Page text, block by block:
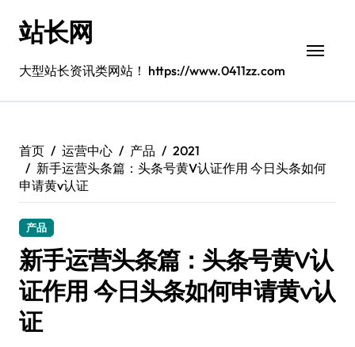
站长网
大型站长资讯类网站！ https://www.0411zz.com
首页 运营中心 产品
2021
新手运营头条篇：头条号黄V认证作用 今日头条如何
申请黄v认证
产品
新手运营头条篇：头条号黄V认
证作用 今日头条如何申请黄v认
证